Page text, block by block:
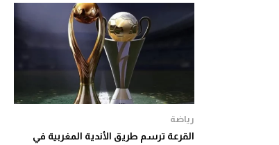
رياضة
القرعة ترسم طريق الأندية المغربية في